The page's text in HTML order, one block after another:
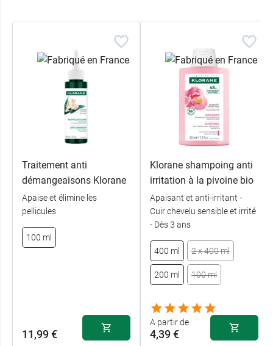
Traitement anti
démangeaisons Klorane
Apaise et élimine les
pellicules
100 ml
11,99 €
Klorane shampoing anti
irritation à la pivoine bio
Apaisant et anti-irritant -
Cuir chevelu sensible et irrité
- Dès 3 ans
400 ml 2 x 400 ml
200 ml 100 ml
A partir de
4,39 €